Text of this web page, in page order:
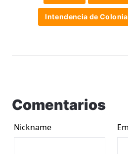
Intendencia de Colonia
Comentarios